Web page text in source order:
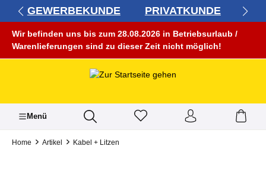
springen
GEWERBEKUNDE PRIVATKUNDE
Wir befinden uns bis zum 28.08.2026 in Betriebsurlaub /
Warenlieferungen sind zu dieser Zeit nicht möglich!
Menü
Home Artikel Kabel + Litzen